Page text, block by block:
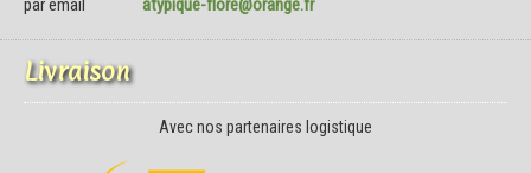
par email
atypique-flore@orange.fr
Livraison
Avec nos partenaires logistique